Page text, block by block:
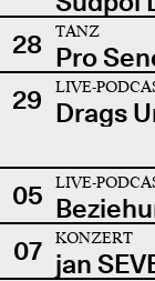
28
TANZ
Pro
29
LIVE-
Drags
05 LIVE-
07
KONZERT
jan